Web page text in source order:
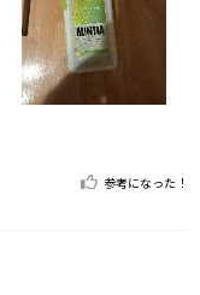
参考になった！